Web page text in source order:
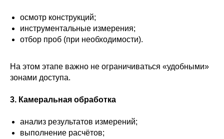
осмотр конструкций;
инструментальные измерения;
отбор проб (при необходимости).
На этом этапе важно не ограничиваться «удобными»
зонами доступа.
3. Камеральная обработка
анализ результатов измерений;
выполнение расчётов;